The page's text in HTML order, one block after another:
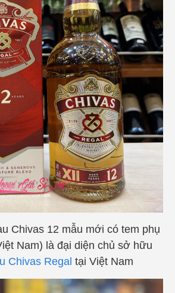
Chivas 12 mẫu mới có tem phụ
Nam) là đại diện chủ sở hữu
Chivas Regal tại Việt Nam